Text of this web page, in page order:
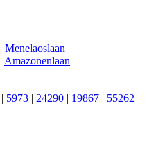
Menelaoslaan
Amazonenlaan
5973 24290 19867 55262